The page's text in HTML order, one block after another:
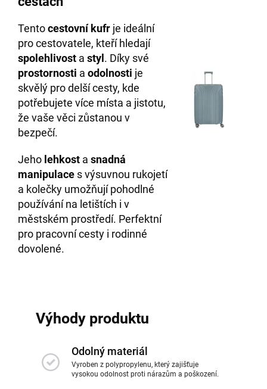
Tentocestovní kufr je ideální
pro cestovatele, kteří hledají
spolehlivost a styl . Díky své
prostornosti a odolnosti je
skvělý pro delší cesty, kde
potřebujete více místa a jistotu,
že vaše věci zůstanou v
bezpečí.
Jeho lehkost a snadná
manipulace s výsuvnou rukojetí
a kolečky umožňují pohodlné
používání na letištích i v
městském prostředí. Perfektní
pro pracovní cesty i rodinné
dovolené.
Výhody produktu
Odolný materiál
Vyroben z polypropylenu, který zajišťuje
vysokou odolnost proti nárazům a poškození.